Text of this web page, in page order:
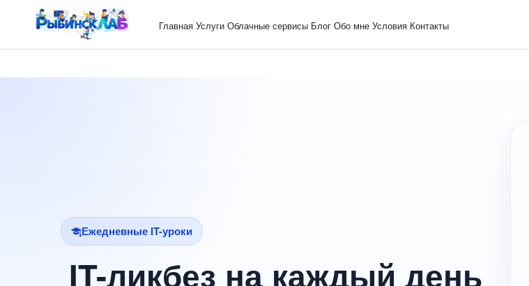
Главная Услуги Облачные сервисы Блог Обо мне Условия Контакты
Ежедневные IT-уроки
IT-ликбез на каждый день